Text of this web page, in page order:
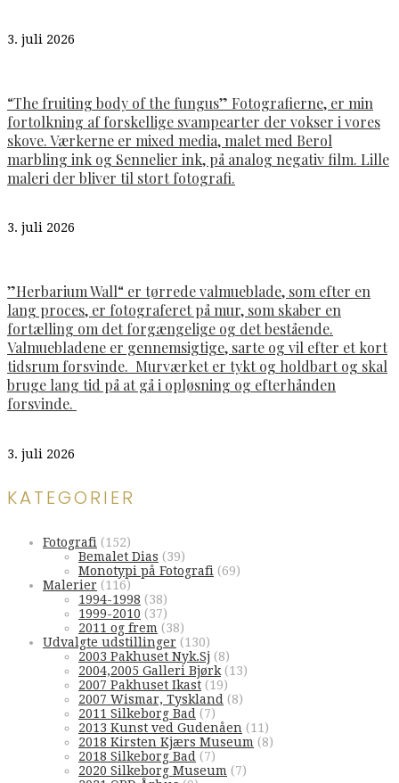
3. juli 2026
“The fruiting body of the fungus” Fotografierne, er min
fortolkning af forskellige svampearter der vokser i vores
skove. Værkerne er mixed media, malet med Berol
marbling ink og Sennelier ink, på analog negativ film. Lille
maleri der bliver til stort fotografi.
3. juli 2026
”Herbarium Wall“ er tørrede valmueblade, som efter en
lang proces, er fotograferet på mur, som skaber en
fortælling om det forgængelige og det bestående.
Valmuebladene er gennemsigtige, sarte og vil efter et kort
tidsrum forsvinde. Murværket er tykt og holdbart og skal
bruge lang tid på at gå i opløsning og efterhånden
forsvinde.
3. juli 2026
KATEGORIER
Fotografi (152)
Bemalet Dias (39)
Monotypi på Fotografi (69)
Malerier (116)
1994-1998 (38)
1999-2010 (37)
2011 og frem (38)
Udvalgte udstillinger (130)
2003 Pakhuset Nyk.Sj (8)
2004,2005 Galleri Bjørk (13)
2007 Pakhuset Ikast (19)
2007 Wismar, Tyskland (8)
2011 Silkeborg Bad (7)
2013 Kunst ved Gudenåen (11)
2018 Kirsten Kjærs Museum (8)
2018 Silkeborg Bad (7)
2020 Silkeborg Museum (7)